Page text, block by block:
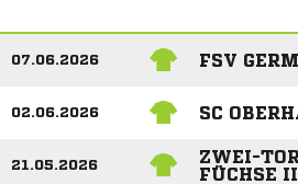
07.06.2026 FSV
02.06.2026 SC
21.05.2026
ZWEI-
FÜCHSE